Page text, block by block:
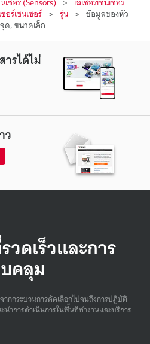
อร์เซนเซอร์ รุ่น ข้อมูลของหัว
ด, ขนาดเล็ก
ารได้ไม่
ว
วดเร็วและการ
คลุม
กกระบวนการคัดเลือกไปจนถึงการปฏิบัติ
าการดําเนินการในพื้นที่ทํางานและบริการ